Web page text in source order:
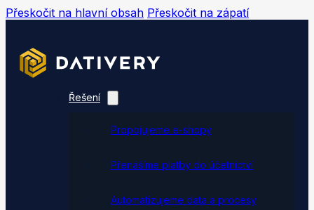
Přeskočit na hlavní obsah Přeskočit na zápatí
Řešení
Propojujeme e-shopy
Přenášíme platby do účetnictví
Automatizujeme data a procesy